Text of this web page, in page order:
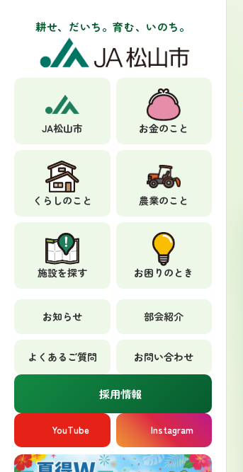
耕せ、だいち。育む、いのち。
JA松山市 お金のこと
くらしのこと 農業のこと
施設を探す お困りのとき
お知らせ 部会紹介
よくあるご質問 お問い合わせ
採用情報
YouTube Instagram